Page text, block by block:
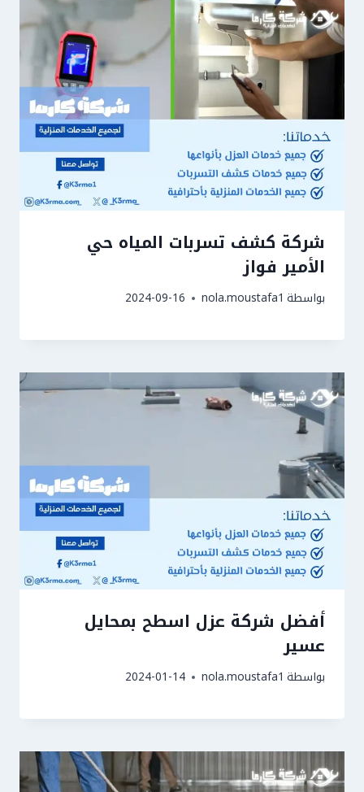
شركة كشف تسربات المياه حي
الأمير فواز
بواسطة nola.moustafa1
2024-09-16
أفضل شركة عزل اسطح بمحايل
عسير
بواسطة nola.moustafa1
2024-01-14